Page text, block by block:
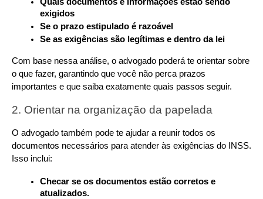
exigidos
Se o prazo estipulado é razoável
Se as exigências são legítimas e dentro da lei
Com base nessa análise, o advogado poderá te orientar sobre
o que fazer, garantindo que você não perca prazos
importantes e que saiba exatamente quais passos seguir.
2. Orientar na organização da papelada
O advogado também pode te ajudar a reunir todos os
documentos necessários para atender às exigências do INSS.
Isso inclui:
Checar se os documentos estão corretos e
atualizados.